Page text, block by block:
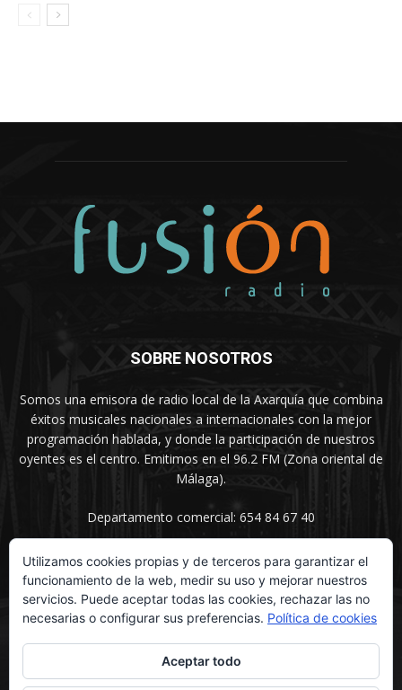
SOBRE NOSOTROS
Somos una emisora de radio local de la Axarquía que combina
éxitos musicales nacionales a internacionales con la mejor
programación hablada, y donde la participación de nuestros
oyentes es el centro. Emitimos en el 96.2 FM (Zona oriental de
Málaga).
Departamento comercial: 654 84 67 40
SÍGUENOS
Utilizamos cookies propias y de terceros para garantizar el
funcionamiento de la web, medir su uso y mejorar nuestros
servicios. Puede aceptar todas las cookies, rechazar las no
necesarias o configurar sus preferencias. Política de cookies
Aceptar todo